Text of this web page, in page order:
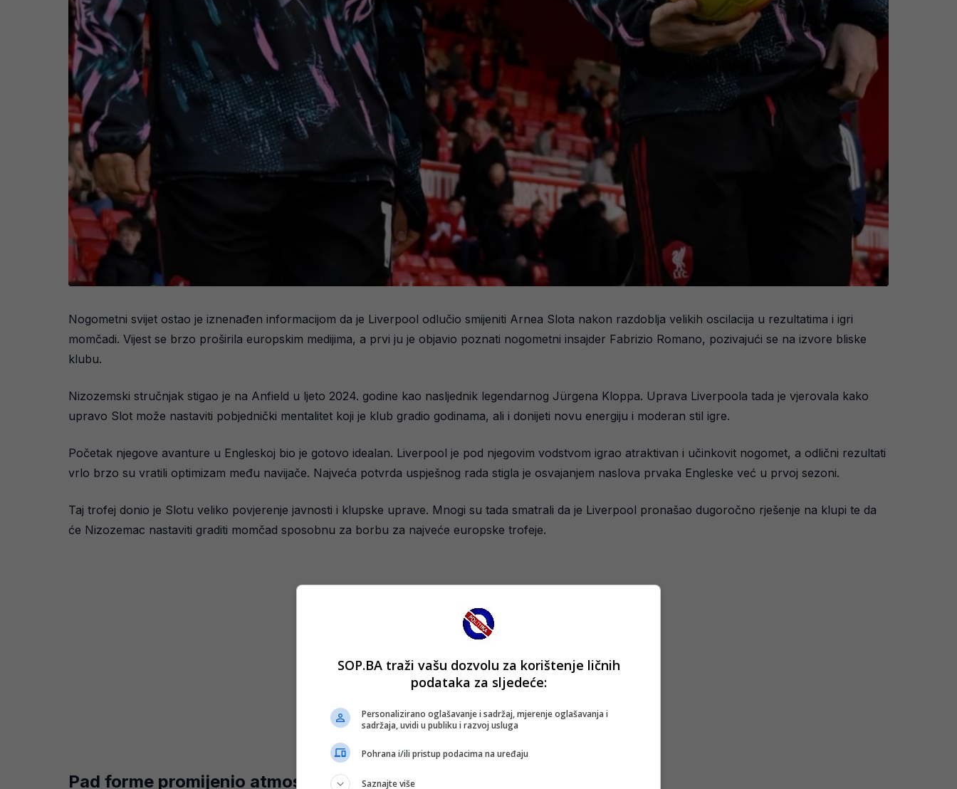
Nogometni svijet ostao je iznenađen informacijom da je Liverpool odlučio smijeniti Arnea Slota nakon razdoblja velikih oscilacija u rezultatima i igri
momčadi. Vijest se brzo proširila europskim medijima, a prvi ju je objavio poznati nogometni insajder Fabrizio Romano, pozivajući se na izvore bliske
klubu.
Nizozemski stručnjak stigao je na Anfield u ljeto 2024. godine kao nasljednik legendarnog Jürgena Kloppa. Uprava Liverpoola tada je vjerovala kako
upravo Slot može nastaviti pobjednički mentalitet koji je klub gradio godinama, ali i donijeti novu energiju i moderan stil igre.
Početak njegove avanture u Engleskoj bio je gotovo idealan. Liverpool je pod njegovim vodstvom igrao atraktivan i učinkovit nogomet, a odlični rezultati
vrlo brzo su vratili optimizam među navijače. Najveća potvrda uspješnog rada stigla je osvajanjem naslova prvaka Engleske već u prvoj sezoni.
Taj trofej donio je Slotu veliko povjerenje javnosti i klupske uprave. Mnogi su tada smatrali da je Liverpool pronašao dugoročno rješenje na klupi te da
će Nizozemac nastaviti graditi momčad sposobnu za borbu za najveće europske trofeje.
Pad forme promijenio atmosferu
SOP.BA traži vašu dozvolu za korištenje ličnih
podataka za sljedeće:
Personalizirano oglašavanje i sadržaj, mjerenje oglašavanja i
sadržaja, uvidi u publiku i razvoj usluga
Pohrana i/ili pristup podacima na uređaju
Saznajte više